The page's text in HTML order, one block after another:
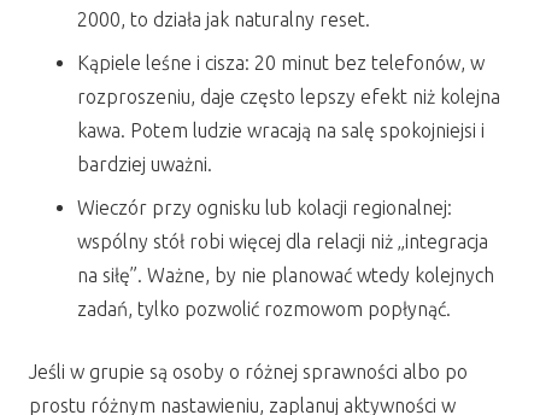
2000, to działa jak naturalny reset.
Kąpiele leśne i cisza: 20 minut bez telefonów, w
rozproszeniu, daje często lepszy efekt niż kolejna
kawa. Potem ludzie wracają na salę spokojniejsi i
bardziej uważni.
Wieczór przy ognisku lub kolacji regionalnej:
wspólny stół robi więcej dla relacji niż „integracja
na siłę”. Ważne, by nie planować wtedy kolejnych
zadań, tylko pozwolić rozmowom popłynąć.
Jeśli w grupie są osoby o różnej sprawności albo po
prostu różnym nastawieniu, zaplanuj aktywności w